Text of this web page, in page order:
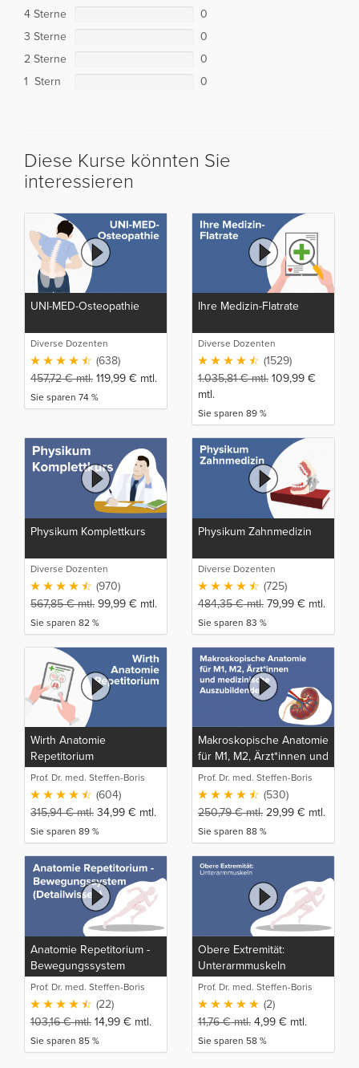
4 Sterne
0
3 Sterne
0
2 Sterne
0
1 Stern
0
Diese Kurse könnten Sie
interessieren
UNI-MED-Osteopathie
Diverse Dozenten
(638)
457,72€mtl. 119,99 € mtl.
Sie sparen 74 %
Ihre Medizin-Flatrate
Diverse Dozenten
(1529)
1.035,81€mtl. 109,99 €
mtl.
Sie sparen 89 %
Physikum Komplettkurs
Diverse Dozenten
(970)
567,85€mtl. 99,99 € mtl.
Sie sparen 82 %
Physikum Zahnmedizin
Diverse Dozenten
(725)
484,35€mtl. 79,99 € mtl.
Sie sparen 83 %
Wirth Anatomie
Repetitorium
Prof. Dr. med. Steffen-Boris
Wirth (1)
(604)
315,94€mtl. 34,99 € mtl.
Sie sparen 89 %
Makroskopische Anatomie
für M1, M2, Ärzt*innen und
medizinische
Auszubildende
Prof. Dr. med. Steffen-Boris
Wirth (1)
(530)
250,79€mtl. 29,99 € mtl.
Sie sparen 88 %
Anatomie Repetitorium -
Bewegungssystem
(Detailwissen)
Prof. Dr. med. Steffen-Boris
Wirth (1)
(22)
103,16€mtl. 14,99 € mtl.
Sie sparen 85 %
Obere Extremität:
Unterarmmuskeln
Prof. Dr. med. Steffen-Boris
Wirth (1)
(2)
11,76€mtl. 4,99 € mtl.
Sie sparen 58 %